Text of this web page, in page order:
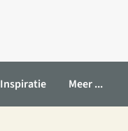
Inspiratie Meer ...